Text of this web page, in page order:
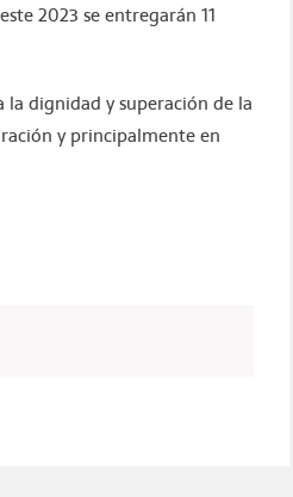
2023 se entregarán 11
dignidad y superación de la
y principalmente en